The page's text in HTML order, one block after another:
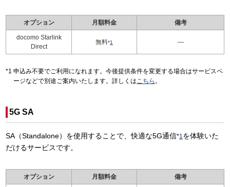
オプション 月額料金 備考
docomo Starlink
Direct
無料*1 —
申込み不要でご利用になれます。今後提供条件を変更する場合はサービスペ
ージなどで別途ご案内いたします。詳しくは こちら 。
5G SA
SA（Standalone）を使用することで、快適な5G通信*1 を体験いた
だけるサービスです。
オプション 月額料金 備考